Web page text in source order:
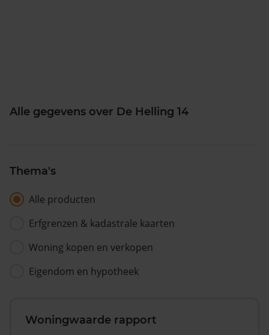
Alle gegevens over De Helling 14
Thema's
Alle producten
Erfgrenzen & kadastrale kaarten
Woning kopen en verkopen
Eigendom en hypotheek
Woningwaarde rapport